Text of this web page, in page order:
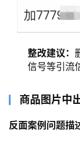
整改建议：
信号等引流
商品图片中
反面案例问题